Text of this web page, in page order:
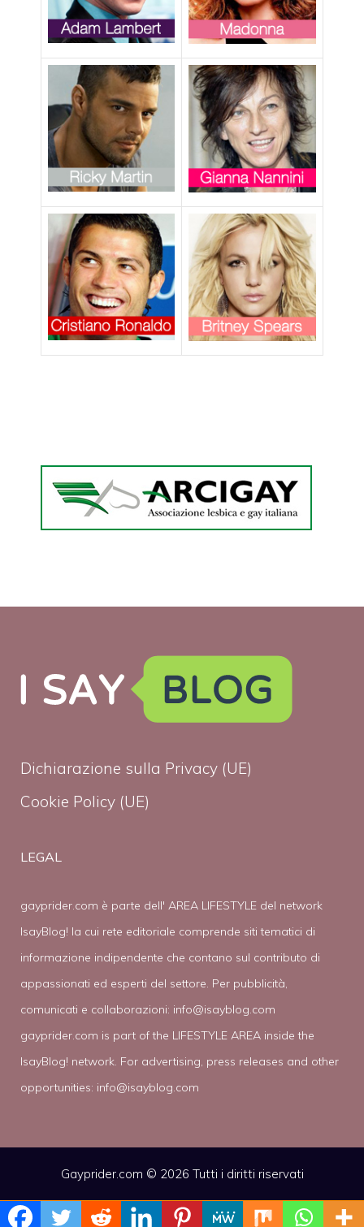
Dichiarazione sulla Privacy (UE)
Cookie Policy (UE)
LEGAL
gayprider.com è parte dell' AREA LIFESTYLE del network
IsayBlog! la cui rete editoriale comprende siti tematici di
informazione indipendente che contano sul contributo di
appassionati ed esperti del settore. Per pubblicità,
comunicati e collaborazioni: info@isayblog.com
gayprider.com is part of the LIFESTYLE AREA inside the
IsayBlog! network. For advertising, press releases and other
opportunities: info@isayblog.com
Gayprider.com © 2026 Tutti i diritti riservati